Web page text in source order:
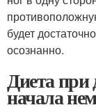
будет
осознанно.
Диета при
начала